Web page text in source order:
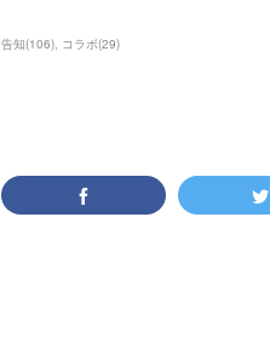
告知(106) コラボ(29)